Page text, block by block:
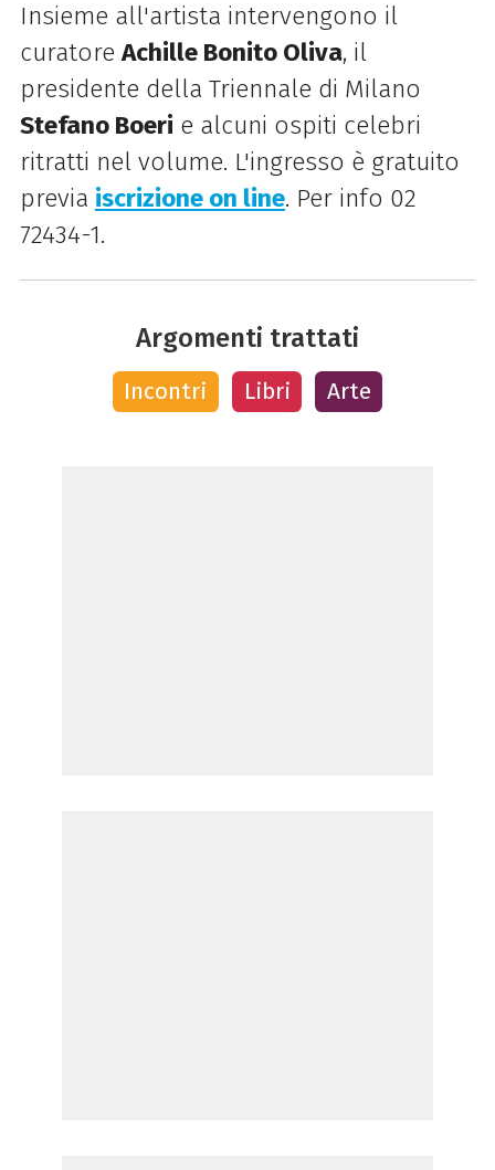
Insieme all'artista intervengono il
curatoreAchille Bonito Oliva, il
presidente della Triennale di Milano
Stefano Boeri e alcuni ospiti celebri
ritratti nel volume. L'ingresso è gratuito
previa iscrizione on line. Per info 02
72434-1.
Argomenti trattati
Incontri Libri Arte